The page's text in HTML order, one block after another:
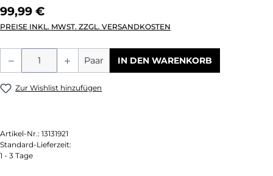
99,99 €
PREISE INKL. MWST. ZZGL. VERSANDKOSTEN
Produkt Anzahl: Gib den gewünschten
Paar IN DEN WARENKORB
Zur Wishlist hinzufügen
Artikel-Nr.: 13131921
Standard-Lieferzeit:
1 - 3 Tage